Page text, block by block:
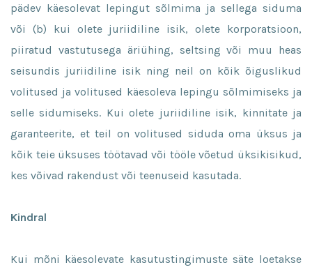
pädev käesolevat lepingut sõlmima ja sellega siduma
või (b) kui olete juriidiline isik, olete korporatsioon,
piiratud vastutusega äriühing, seltsing või muu heas
seisundis juriidiline isik ning neil on kõik õiguslikud
volitused ja volitused käesoleva lepingu sõlmimiseks ja
selle sidumiseks. Kui olete juriidiline isik, kinnitate ja
garanteerite, et teil on volitused siduda oma üksus ja
kõik teie üksuses töötavad või tööle võetud üksikisikud,
kes võivad rakendust või teenuseid kasutada.
Kindral
Kui mõni käesolevate kasutustingimuste säte loetakse